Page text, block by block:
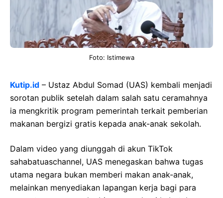
Foto: Istimewa
Kutip.id – Ustaz Abdul Somad (UAS) kembali menjadi
sorotan publik setelah dalam salah satu ceramahnya
ia mengkritik program pemerintah terkait pemberian
makanan bergizi gratis kepada anak-anak sekolah.
Dalam video yang diunggah di akun TikTok
sahabatuaschannel, UAS menegaskan bahwa tugas
utama negara bukan memberi makan anak-anak,
melainkan menyediakan lapangan kerja bagi para